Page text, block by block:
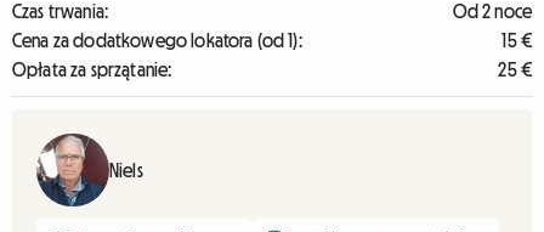
Czas trwania:
Od 2 noce
Cena za dodatkowego lokatora (od 1):
15 €
Opłata za sprzątanie:
25 €
Niels